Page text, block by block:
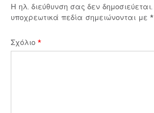
Η ηλ. διεύθυνση σας δεν δημοσιεύεται.
υποχρεωτικά πεδία σημειώνονται με *
Σχόλιο*